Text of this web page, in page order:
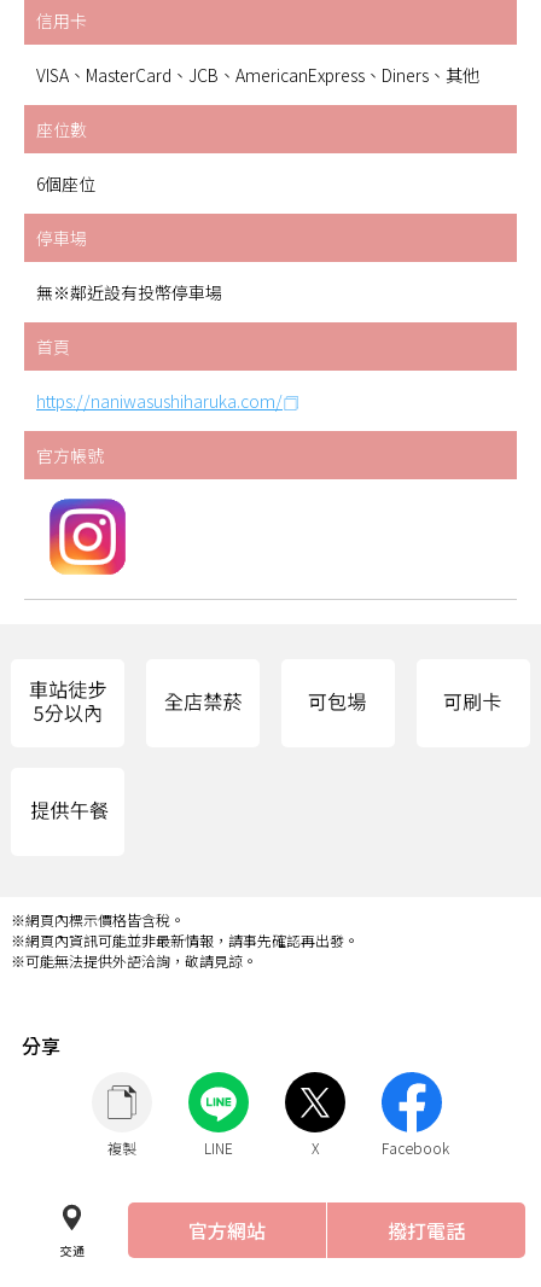
信用卡
VISA、MasterCard、JCB、AmericanExpress、Diners、其他
座位數
6個座位
停車場
無※鄰近設有投幣停車場
首頁
https://naniwasushiharuka.com/
官方帳號
※網頁內標示價格皆含稅。
※網頁內資訊可能並非最新情報，請事先確認再出發。
※可能無法提供外語洽詢，敬請見諒。
分享
複製 LINE X Facebook
交通
官方網站 撥打電話